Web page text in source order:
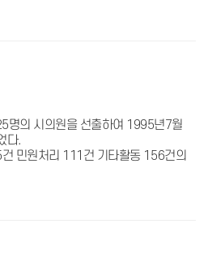
명의 시의원을 선출하여 1995년7월
다.
민원처리 111건 기타활동 156건의